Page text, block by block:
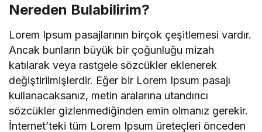
Nereden Bulabilirim?
Lorem Ipsum pasajlarının birçok çeşitlemesi vardır.
Ancak bunların büyük bir çoğunluğu mizah
katılarak veya rastgele sözcükler eklenerek
değiştirilmişlerdir. Eğer bir Lorem Ipsum pasajı
kullanacaksanız, metin aralarına utandırıcı
sözcükler gizlenmediğinden emin olmanız gerekir.
İnternet’teki tüm Lorem Ipsum üreteçleri önceden